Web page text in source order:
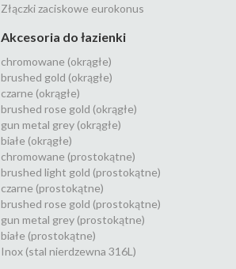
Złączki zaciskowe eurokonus
Akcesoria do łazienki
chromowane (okrągłe)
brushed gold (okrągłe)
czarne (okrągłe)
brushed rose gold (okrągłe)
gun metal grey (okrągłe)
białe (okrągłe)
chromowane (prostokątne)
brushed light gold (prostokątne)
czarne (prostokątne)
brushed rose gold (prostokątne)
gun metal grey (prostokątne)
białe (prostokątne)
Inox (stal nierdzewna 316L)